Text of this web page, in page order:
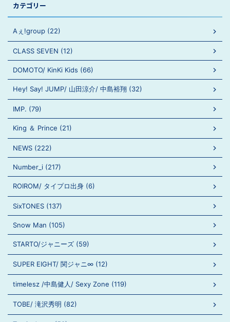
カテゴリー
Aぇ!group (22)
CLASS SEVEN (12)
DOMOTO/ KinKi Kids (66)
Hey! Say! JUMP/ 山田涼介/ 中島裕翔 (32)
IMP. (79)
King ＆ Prince (21)
NEWS (222)
Number_i (217)
ROIROM/ タイプロ出身 (6)
SixTONES (137)
Snow Man (105)
STARTO/ジャニーズ (59)
SUPER EIGHT/ 関ジャニ∞ (12)
timelesz /中島健人/ Sexy Zone (119)
TOBE/ 滝沢秀明 (82)